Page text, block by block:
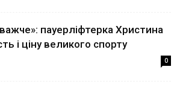
пауерліфтерка Христина
і ціну великого спорту
0